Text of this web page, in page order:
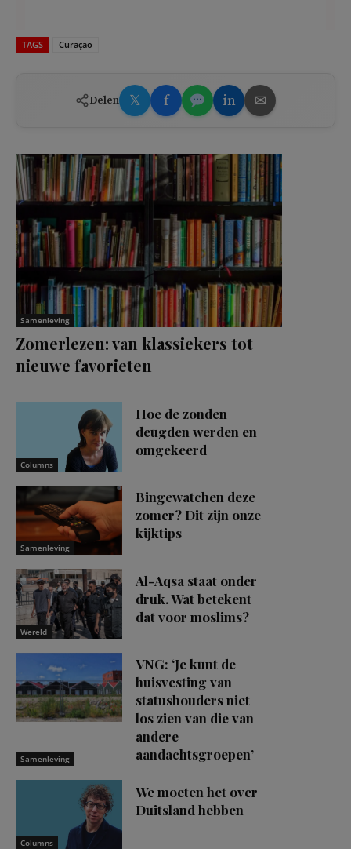
TAGS Curaçao
Delen 𝕏 f in ✉
Samenleving
Zomerlezen: van klassiekers tot
nieuwe favorieten
Columns
Hoe de zonden
deugden werden en
omgekeerd
Samenleving
Bingewatchen deze
zomer? Dit zijn onze
kijktips
Wereld
Al-Aqsa staat onder
druk. Wat betekent
dat voor moslims?
Samenleving
VNG: ‘Je kunt de
huisvesting van
statushouders niet
los zien van die van
andere
aandachtsgroepen’
Columns
We moeten het over
Duitsland hebben